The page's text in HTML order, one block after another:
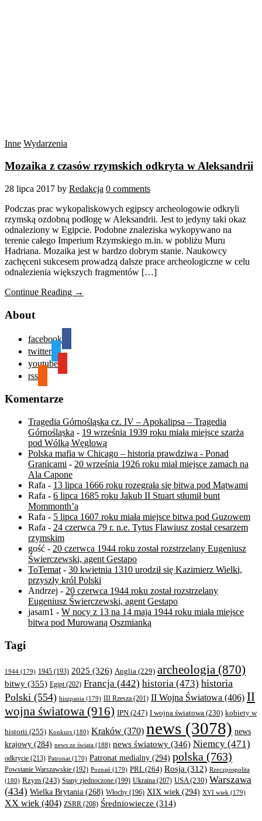
Inne Wydarzenia
Mozaika z czasów rzymskich odkryta w Aleksandrii
28 lipca 2017 by Redakcja 0 comments
Podczas prac wykopaliskowych egipscy archeologowie odkryli
rzymską ozdobną podłogę w Aleksandrii. Jest to jedyny taki okaz
odnaleziony w Egipcie. Podobne znaleziska wykopywano na
terenie całego Imperium Rzymskiego m.in. w pobliżu Muru
Hadriana. Mozaika jest w bardzo dobrym stanie. Naukowcy
zachęceni sukcesem prowadzą dalsze prace archeologiczne w celu
odnalezienia większych fragmentów […]
Continue Reading →
About
facebook
twitter
youtube
rss
Komentarze
Tragedia Górnośląska cz. IV – Apokalipsa – Tragedia
Górnośląska - 19 września 1939 roku miała miejsce szarża
pod Wólką Węglową
Polska mafia w Chicago – historia prawdziwa - Ponad
Granicami - 20 września 1926 roku miał miejsce zamach na
Ala Capone
Rafa - 13 lipca 1666 roku rozegrała się bitwa pod Mątwami
Rafa - 6 lipca 1685 roku Jakub II Stuart stłumił bunt
Mommonth’a
Rafa - 5 lipca 1607 roku miała miejsce bitwa pod Guzowem
Rafa - 24 czerwca 79 r. n.e. Tytus Flawiusz został cesarzem
rzymskim
gość - 20 czerwca 1944 roku został rozstrzelany Eugeniusz
Świerczewski, agent Gestapo
ToTemat - 30 kwietnia 1310 urodził się Kazimierz Wielki,
przyszły król Polski
Andrzej - 20 czerwca 1944 roku został rozstrzelany
Eugeniusz Świerczewski, agent Gestapo
jasam1 - W nocy z 13 na 14 maja 1944 roku miała miejsce
bitwa pod Murowaną Oszmianką
Tagi
1944 (179) 1945 (193) 2025 (326) Anglia (229) archeologia (870)
bitwy (355) Egipt(202) Francja (442) historia (473) historia
Polski (554) hiszpania (179) III Rzesza (201) II Wojna Światowa (406) II
wojna światowa (916) IPN (247) I wojna światowa (230) kobiety w
historii (255) Konkurs (180) Kraków (370) news (3078) news
krajowy (284) news ze świata (188) news światowy (346) Niemcy (471)
odkrycie (213) Patronat (170) Patronat medialny (294) polska (763)
Powstanie Warszawskie (192) Poznań (179) PRL(264) Rosja (312) Rzeczpospolita
(180) Rzym (243) Stany zjednoczone (199) Ukraina (207) USA(230) Warszawa
(434) Wielka Brytania (268) Włochy (196) XIX wiek (294) XVI wiek (179)
XX wiek (404) ZSRR (208) Średniowiecze (314)